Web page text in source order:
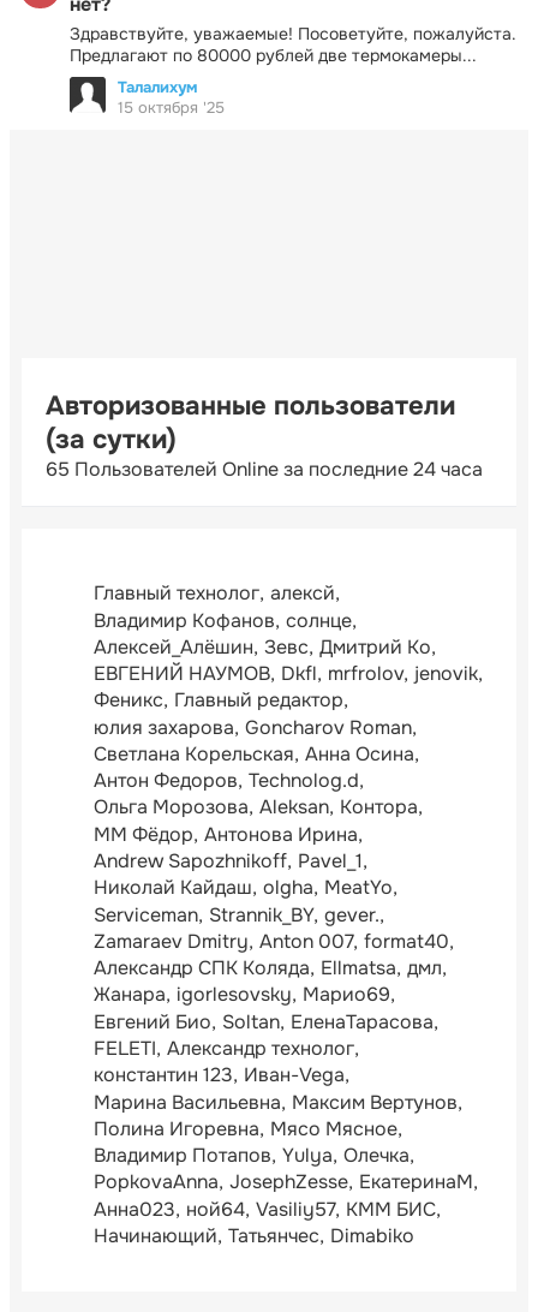
Здравствуйте, уважаемые! Посоветуйте, пожалуйста.
Предлагают по 80000 рублей две термокамеры...
Талалихум
15 октября '25
Авторизованные пользователи
(за сутки)
65 Пользователей Online за последние 24 часа
Главный технолог алексй
Владимир Кофанов солнце
Алексей_Алёшин Зевс Дмитрий Ко
ЕВГЕНИЙ НАУМОВ Dkfl mrfrolov jenovik
Феникс Главный редактор
юлия захарова Goncharov Roman
Светлана Корельская Анна Осина
Антон Федоров Technolog.d
Ольга Морозова Aleksan Контора
ММ Фёдор Антонова Ирина
Andrew Sapozhnikoff Pavel_1
Николай Кайдаш olgha MeatYo
Serviceman Strannik_BY gever.
Zamaraev Dmitry Anton 007 format40
Александр СПК Коляда Ellmatsa дмл
Жанара igorlesovsky Марио69
Евгений Био Soltan ЕленаТарасова
FELETI Александр технолог
константин 123 Иван-Vega
Марина Васильевна Максим Вертунов
Полина Игоревна Мясо Мясное
Владимир Потапов Yulya Олечка
PopkovaAnna JosephZesse ЕкатеринаМ
Анна023 ной64 Vasiliy57 КММ БИС
Начинающий Татьянчес Dimabiko